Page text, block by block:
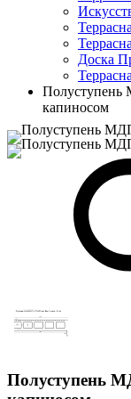
Доска
Полуступень
капиносом
Полуступень